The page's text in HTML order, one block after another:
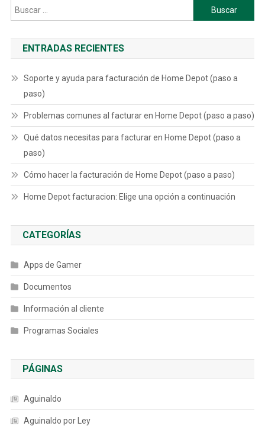
Buscar:
ENTRADAS RECIENTES
Soporte y ayuda para facturación de Home Depot (paso a
paso)
Problemas comunes al facturar en Home Depot (paso a paso)
Qué datos necesitas para facturar en Home Depot (paso a
paso)
Cómo hacer la facturación de Home Depot (paso a paso)
Home Depot facturacion: Elige una opción a continuación
CATEGORÍAS
Apps de Gamer
Documentos
Información al cliente
Programas Sociales
PÁGINAS
Aguinaldo
Aguinaldo por Ley